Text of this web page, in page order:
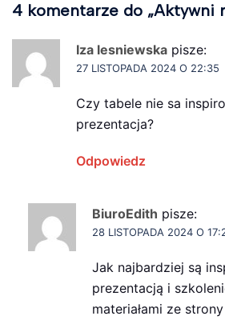
4 komentarze do „Aktywni
Iza lesniewska pisze:
27 LISTOPADA 2024 O 22:35
Czy tabele nie sa
prezentacja?
Odpowiedz
BiuroEdith pisze:
28 LISTOPADA 2024 O
Jak najbardziej są
prezentacją i
materiałami ze